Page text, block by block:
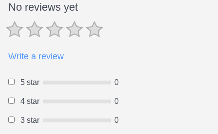
No reviews yet
Write a review
5 star 0
4 star 0
3 star 0